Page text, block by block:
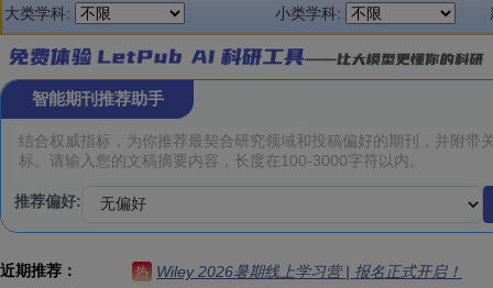
大类学科:
小类学科:
智能期刊推荐助手
推荐偏好:
近期推荐： 热 Wiley 2026暑期线上学习营 | 报名正式开启！